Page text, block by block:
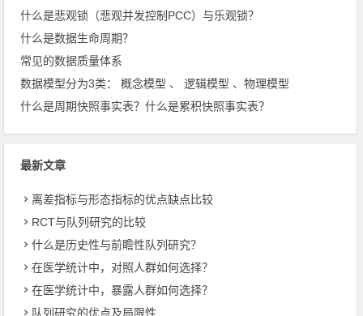
什么是悲观锁（悲观并发控制PCC）与乐观锁？
什么是数据生命周期？
常见的数据质量体系
数据模型分为3类： 概念模型 、 逻辑模型 、物理模型
什么是周期快照事实表？什么是累积快照事实表？
最新文章
离差指标与形态指标的优点缺点比较
RCT与队列研究的比较
什么是历史性与前瞻性队列研究？
在医学统计中，对照人群如何选择？
在医学统计中，暴露人群如何选择？
队列研究的优点及局限性